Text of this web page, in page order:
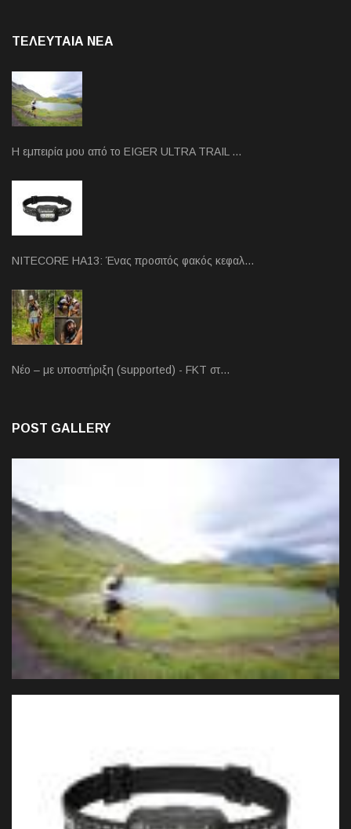
ΤΕΛΕΥΤΑΙΑ NEA
Η εμπειρία μου από το EIGER ULTRA TRAIL …
NITECORE HA13: Ένας προσιτός φακός κεφαλ…
Νέο – με υποστήριξη (supported) - FKT στ…
POST GALLERY